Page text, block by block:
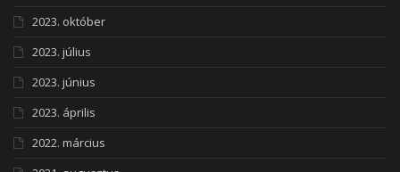
2023. október
2023. július
2023. június
2023. április
2022. március